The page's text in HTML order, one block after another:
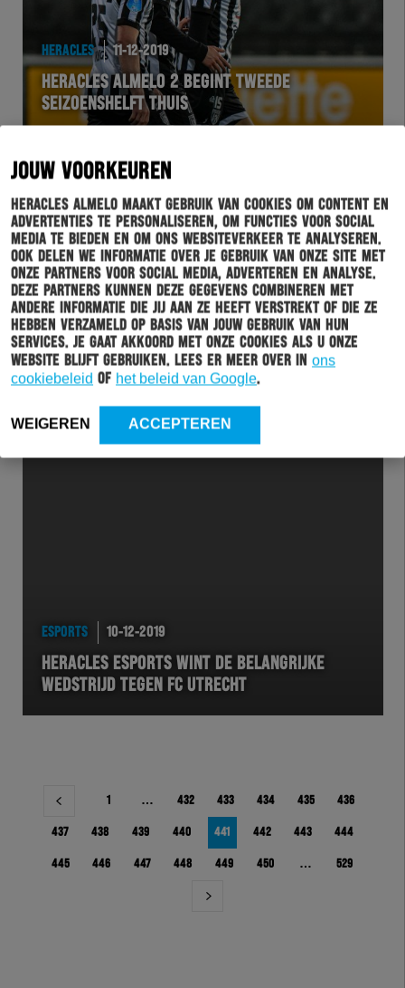
JOUW VOORKEUREN
Heracles Almelo maakt gebruik van cookies om content en
advertenties te personaliseren, om functies voor social
media te bieden en om ons websiteverkeer te analyseren.
Ook delen we informatie over je gebruik van onze site met
onze partners voor social media, adverteren en analyse.
Deze partners kunnen deze gegevens combineren met
andere informatie die jij aan ze heeft verstrekt of die ze
hebben verzameld op basis van jouw gebruik van hun
services. Je gaat akkoord met onze cookies als u onze
website blijft gebruiken. Lees er meer over in ons
cookiebeleid of het beleid van Google.
WEIGEREN ACCEPTEREN
HERACLES 11-12-2019
HERACLES ALMELO 2 BEGINT TWEEDE
SEIZOENSHELFT THUIS
ESPORTS 11-12-2019
ESPORTS 10-12-2019
HERACLES ESPORTS WINT DE BELANGRIJKE
WEDSTRIJD TEGEN FC UTRECHT
Berichtnavigatie
1 … 432 433 434 435 436
437 438 439 440 441 442 443 444
445 446 447 448 449 450 … 529